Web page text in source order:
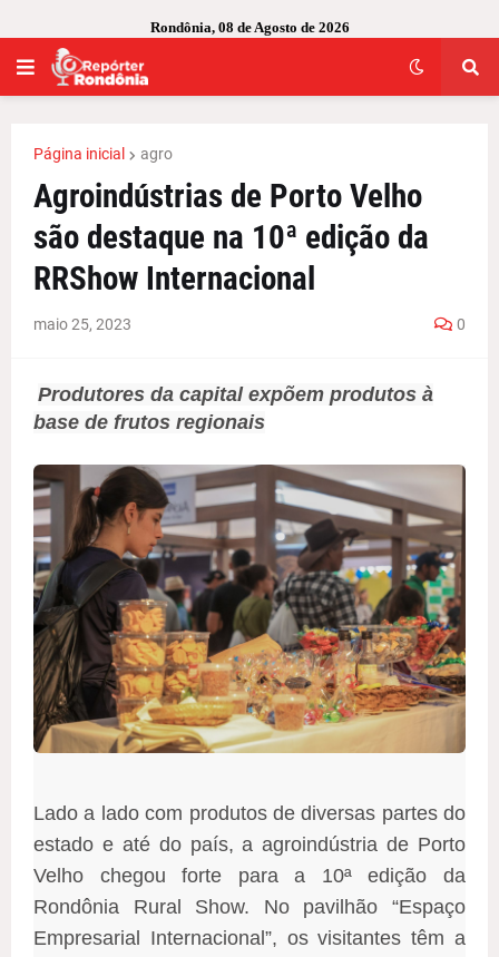
Rondônia, 08 de Agosto de 2026
Página inicial agro
Agroindústrias de Porto Velho
são destaque na 10ª edição da
RRShow Internacional
maio 25, 2023 0
Produtores da capital expõem produtos à
base de frutos regionais
Lado a lado com produtos de diversas partes do
estado e até do país, a agroindústria de Porto
Velho chegou forte para a 10ª edição da
Rondônia Rural Show. No pavilhão “Espaço
Empresarial Internacional”, os visitantes têm a